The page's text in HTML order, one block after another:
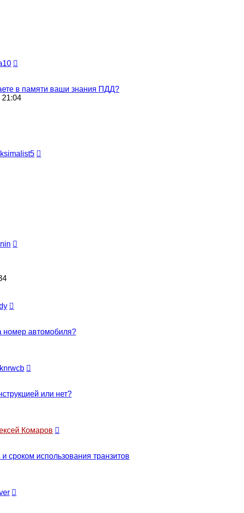
в памяти ваши знания ПДД?
21:04
номер автомобиля?
или нет?
Комаров
сроком использования транзитов